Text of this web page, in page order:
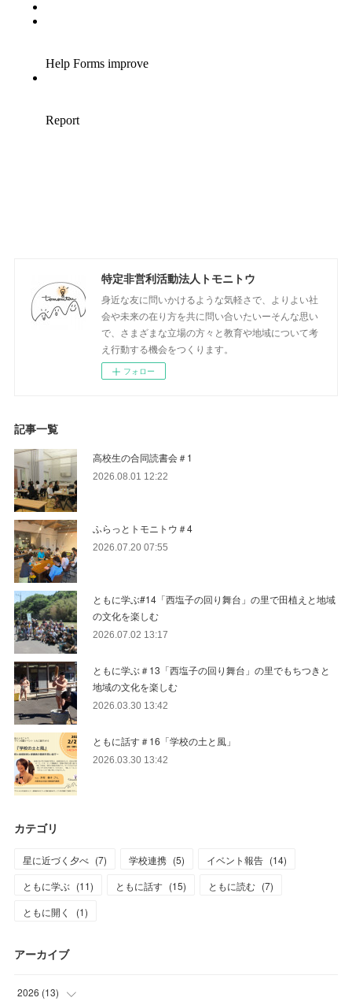
特定非営利活動法人トモニトウ
身近な友に問いかけるような気軽さで、よりよい社
会や未来の在り方を共に問い合いたいーそんな思い
で、さまざまな立場の方々と教育や地域について考
え行動する機会をつくります。
フォロー
記事一覧
高校生の合同読書会＃1
2026.08.01 12:22
ふらっとトモニトウ＃4
2026.07.20 07:55
ともに学ぶ#14「西塩子の回り舞台」の里で田植えと地域
の文化を楽しむ
2026.07.02 13:17
ともに学ぶ＃13「西塩子の回り舞台」の里でもちつきと
地域の文化を楽しむ
2026.03.30 13:42
ともに話す＃16「学校の土と風」
2026.03.30 13:42
カテゴリ
星に近づく夕べ (7) 学校連携 (5) イベント報告 (14)
ともに学ぶ (11) ともに話す (15) ともに読む (7)
ともに開く
(1)
アーカイブ
2026 (13)